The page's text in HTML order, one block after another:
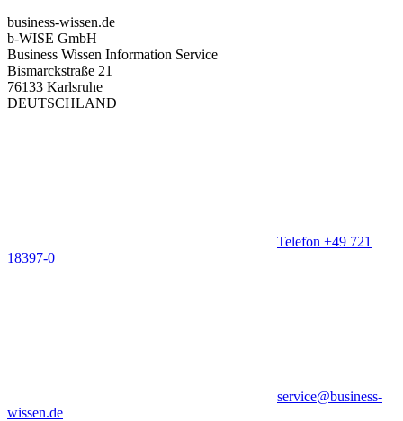
business-wissen.de
b-WISE GmbH
Business Wissen Information Service
Bismarckstraße 21
76133 Karlsruhe
DEUTSCHLAND
Telefon +49 721
18397-0
service@business-
wissen.de